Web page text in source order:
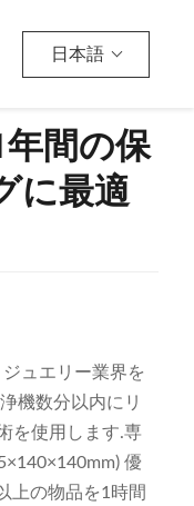
日本語
間の保
に最適
ュエリー業界を
機数分以内にリ
を使用します.専
優
上の物品を1時間